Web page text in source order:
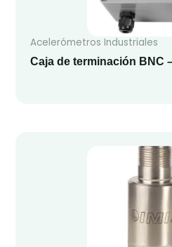
Acelerómetros Industriales
Caja de terminación BNC